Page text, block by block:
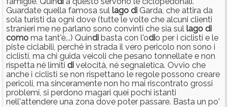
Guardate quella famosa sul lago di Garda, che attira da
sola turisti da ogni dove (tutte le volte che alcuni clienti
stranieri me ne parlano sono convinti che sia sul lago di
como ma tant'è...) Quindi basta con l'odio per i ciclisti e le
piste ciclabili, perché in strada il vero pericolo non sono i
ciclisti, ma chi guida veicoli che pesano tonnellate e non
rispetta né limiti di velocità, né segnaletica. Ovvio che
anche i ciclisti se non rispettano le regole possono creare
pericoli, ma sinceramente non ho mai riscontrato grossi
problemi, si perdono magari quei pochi istanti
nell'attendere una zona dove poter passare. Basta un po'